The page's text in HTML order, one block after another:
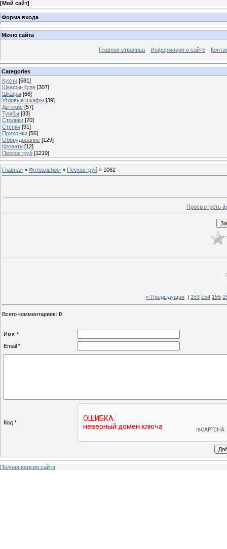
[Мой сайт]
Форма входа
Меню сайта
Главная страница Информация о сайте
Categories
Кухни [581]
Шкафы-Купе [307]
Шкафы [68]
Угловые шкафы [39]
Детские [57]
Тумбы [33]
Столики [70]
Стенки [91]
Прихожки [56]
Оборудование [129]
Кровати [12]
Пескоструй [1219]
Главная » Фотоальбом » Пескоструй » 1062
Просмотреть
« Предыдущая 153 154 155
Всего комментариев: 0
Имя *:
Email *:
Код *:
Полная версия сайта